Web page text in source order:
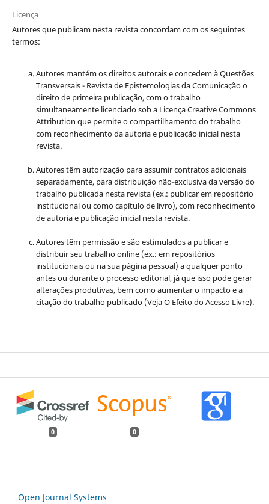
Licença
Autores que publicam nesta revista concordam com os seguintes
termos:
Autores mantém os direitos autorais e concedem à Questões
Transversais - Revista de Epistemologias da Comunicação o
direito de primeira publicação, com o trabalho
simultaneamente licenciado sob a Licença Creative Commons
Attribution que permite o compartilhamento do trabalho
com reconhecimento da autoria e publicação inicial nesta
revista.
Autores têm autorização para assumir contratos adicionais
separadamente, para distribuição não-exclusiva da versão do
trabalho publicada nesta revista (ex.: publicar em repositório
institucional ou como capítulo de livro), com reconhecimento
de autoria e publicação inicial nesta revista.
Autores têm permissão e são estimulados a publicar e
distribuir seu trabalho online (ex.: em repositórios
institucionais ou na sua página pessoal) a qualquer ponto
antes ou durante o processo editorial, já que isso pode gerar
alterações produtivas, bem como aumentar o impacto e a
citação do trabalho publicado (Veja O Efeito do Acesso Livre).
0 0
Open Journal Systems